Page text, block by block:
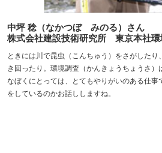
中坪 稔（なかつぼ みのる）さん
株式会社建設技術研究所 東京本社環
ときには川で昆虫（こんちゅう）をさがした
き回ったり。環境調査（かんきょうちょうさ）
なぼくにとっては、とてもやりがいのある仕事
をしているのかお話ししますね。